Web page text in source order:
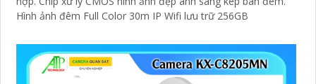
Hình ảnh đêm Full Color 30m IP Wifi lưu trữ 256GB